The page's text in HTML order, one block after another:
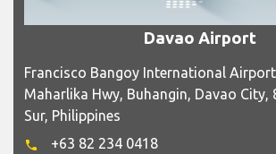
Davao Airport
Francisco Bangoy International
Maharlika Hwy, Buhangin, Davao City,
Sur, Philippines
phone +63 82 234 0418